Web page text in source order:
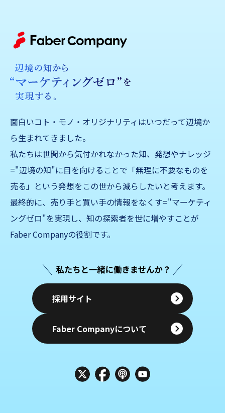
面白いコト・モノ・オリジナリティはいつだって辺境か
ら生まれてきました。
私たちは世間から気付かれなかった知、発想やナレッジ
="辺境の知"に目を向けることで「無理に不要なものを
売る」 という発想をこの世から減らしたいと考えます。
最終的に、売り手と買い手の情報をなくす="マーケティ
ングゼロ"を実現し、知の探索者を世に増やすことが
Faber Companyの役割です。
採用サイト
Faber Companyについて